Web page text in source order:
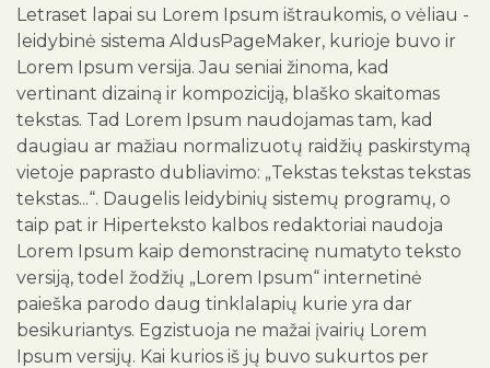
Letraset lapai su Lorem Ipsum ištraukomis, o vėliau -
leidybinė sistema AldusPageMaker, kurioje buvo ir
Lorem Ipsum versija. Jau seniai žinoma, kad
vertinant dizainą ir kompoziciją, blaško skaitomas
tekstas. Tad Lorem Ipsum naudojamas tam, kad
daugiau ar mažiau normalizuotų raidžių paskirstymą
vietoje paprasto dubliavimo: „Tekstas tekstas tekstas
tekstas...“. Daugelis leidybinių sistemų programų, o
taip pat ir Hiperteksto kalbos redaktoriai naudoja
Lorem Ipsum kaip demonstracinę numatyto teksto
versiją, todel žodžių „Lorem Ipsum“ internetinė
paieška parodo daug tinklalapių kurie yra dar
besikuriantys. Egzistuoja ne mažai įvairių Lorem
Ipsum versijų. Kai kurios iš jų buvo sukurtos per